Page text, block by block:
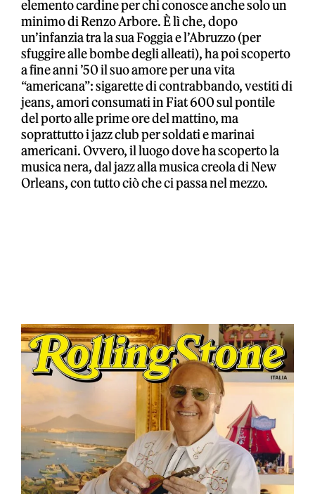
elemento cardine per chi conosce anche solo un
minimo di Renzo Arbore. È lì che, dopo
un’infanzia tra la sua Foggia e l’Abruzzo (per
sfuggire alle bombe degli alleati), ha poi scoperto
a fine anni ’50 il suo amore per una vita
“americana”: sigarette di contrabbando, vestiti di
jeans, amori consumati in Fiat 600 sul pontile
del porto alle prime ore del mattino, ma
soprattutto i jazz club per soldati e marinai
americani. Ovvero, il luogo dove ha scoperto la
musica nera, dal jazz alla musica creola di New
Orleans, con tutto ciò che ci passa nel mezzo.